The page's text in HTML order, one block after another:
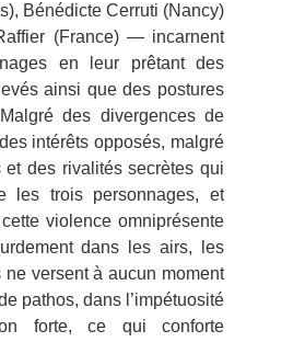
Bénédicte Cerruti (Nancy)
(France) — incarnent
en leur prêtant des
ainsi que des postures
des divergences de
intérêts opposés, malgré
et des rivalités secrètes qui
les trois personnages, et
violence omniprésente
dans les airs, les
ne versent à aucun moment
pathos, dans l’impétuosité
forte, ce qui conforte